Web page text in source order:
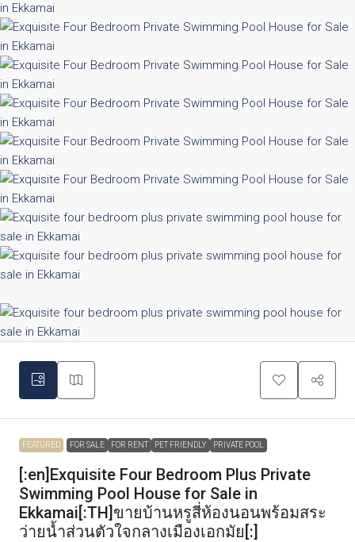
FEATURED FOR SALE FOR RENT PET FRIENDLY PRIVATE POOL
[:en]Exquisite Four Bedroom Plus Private
Swimming Pool House for Sale in
Ekkamai[:TH]ขายบ้านหรูสี่ห้องนอนพร้อมสระ
ว่ายน้ำส่วนตัวใจกลางเมืองเอกมัย[:]